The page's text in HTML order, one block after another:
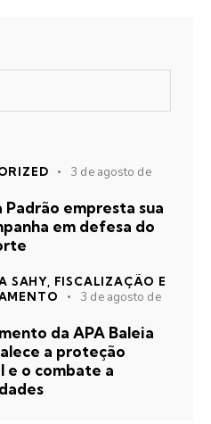
3 de agosto de
Padrão empresta sua
em defesa do
SAHY, FISCALIZAÇÃO E
3 de agosto de
da APA Baleia
a proteção
e o combate a